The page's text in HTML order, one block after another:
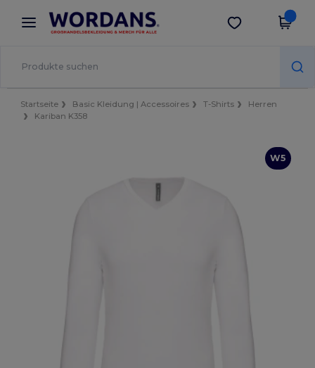
× Wordans App
Bessere Preise in der App!
App holen
Startseite Basic Kleidung | Accessoires T-Shirts
Herren
Kariban K358
W5